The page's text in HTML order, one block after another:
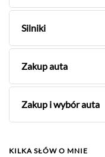
Silniki
Zakup auta
Zakup i wybór auta
KILKA SŁÓW O MNIE